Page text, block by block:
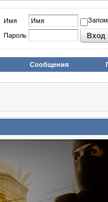
Имя
Пароль
Сообщения